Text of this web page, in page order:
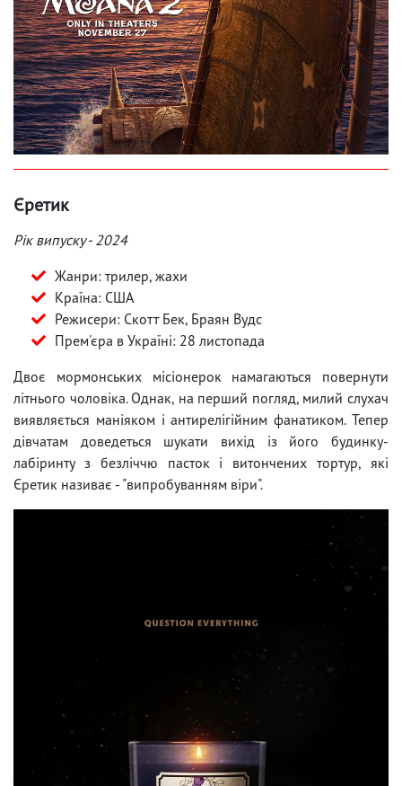
Єретик
Рік випуску - 2024
Жанри: трилер, жахи
Країна: США
Режисери: Скотт Бек, Браян Вудс
Прем'єра в Україні: 28 листопада
Двоє мормонських місіонерок намагаються повернути
літнього чоловіка. Однак, на перший погляд, милий слухач
виявляється маніяком і антирелігійним фанатиком. Тепер
дівчатам доведеться шукати вихід із його будинку-
лабіринту з безліччю пасток і витончених тортур, які
Єретик називає - "випробуванням віри".